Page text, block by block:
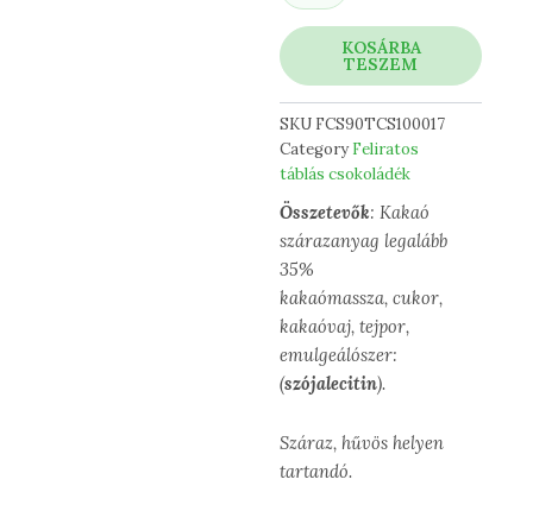
mennyiség
KOSÁRBA
TESZEM
SKU FCS90TCS100017
Category Feliratos
táblás csokoládék
Összetevők: Kakaó
szárazanyag legalább
35%
kakaómassza, cukor,
kakaóvaj, tejpor,
emulgeálószer:
(szójalecitin).
Száraz, hűvös helyen
tartandó.